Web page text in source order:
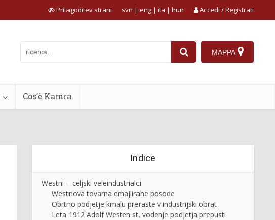
Prilagoditev strani Accedi / Registrati
svn | eng | ita | hun
MAPPA
Cos’è Kamra
Indice
Westni – celjski veleindustrialci
Westnova tovarna emajlirane posode
Obrtno podjetje kmalu preraste v industrijski obrat
Leta 1912 Adolf Westen st. vodenje podjetja prepusti